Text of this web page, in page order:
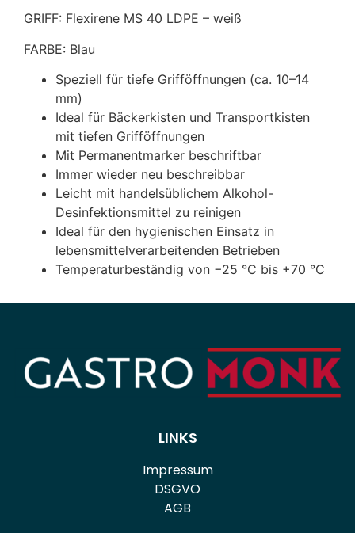
GRIFF: Flexirene MS 40 LDPE – weiß
FARBE: Blau
Speziell für tiefe Grifföffnungen (ca. 10–14
mm)
Ideal für Bäckerkisten und Transportkisten
mit tiefen Grifföffnungen
Mit Permanentmarker beschriftbar
Immer wieder neu beschreibbar
Leicht mit handelsüblichem Alkohol-
Desinfektionsmittel zu reinigen
Ideal für den hygienischen Einsatz in
lebensmittelverarbeitenden Betrieben
Temperaturbeständig von −25 °C bis +70 °C
LINKS
Impressum
DSGVO
AGB